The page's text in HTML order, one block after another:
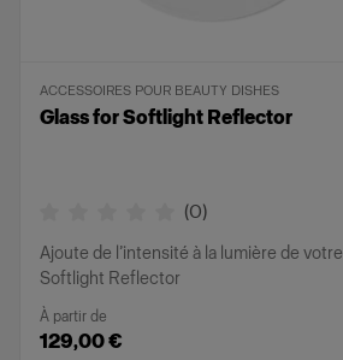
ACCESSOIRES POUR BEAUTY DISHES
Glass for Softlight Reflector
(0)
Ajoute de l’intensité à la lumière de votre
Softlight Reflector
À partir de
129,00 €